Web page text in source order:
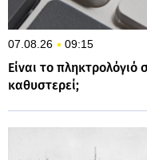
07.08.26 09:15
Είναι το πληκτρολόγιό
καθυστερεί;